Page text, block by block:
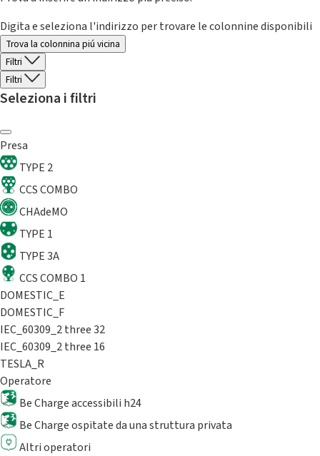
Digita e seleziona l'indirizzo per trovare le colonnine disponibili
Trova la colonnina piú vicina
Filtri
Filtri
Seleziona i filtri
Presa
TYPE 2
CCS COMBO
CHAdeMO
TYPE 1
TYPE 3A
CCS COMBO 1
DOMESTIC_E
DOMESTIC_F
IEC_60309_2 three 32
IEC_60309_2 three 16
TESLA_R
Operatore
Be Charge accessibili h24
Be Charge ospitate da una struttura privata
Altri operatori